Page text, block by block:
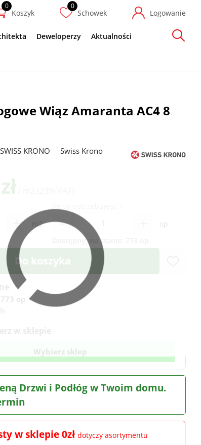
Koszyk Schowek Logowanie
Deweloperzy Aktualności
Szukaj
Wiąz Amaranta AC4 8
SWISS KRONO Swiss Krono
+ m2 -
op
Dostępny, na stanie:
Do koszyka
Wybierz sklep
Drzwi i Podłóg w Twoim domu.
w sklepie 0złdotyczy asortymentu